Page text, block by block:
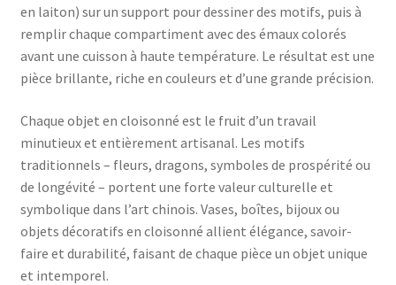
en laiton) sur un support pour dessiner des motifs, puis à
remplir chaque compartiment avec des émaux colorés
avant une cuisson à haute température. Le résultat est une
pièce brillante, riche en couleurs et d’une grande précision.
Chaque objet en cloisonné est le fruit d’un travail
minutieux et entièrement artisanal. Les motifs
traditionnels – fleurs, dragons, symboles de prospérité ou
de longévité – portent une forte valeur culturelle et
symbolique dans l’art chinois. Vases, boîtes, bijoux ou
objets décoratifs en cloisonné allient élégance, savoir-
faire et durabilité, faisant de chaque pièce un objet unique
et intemporel.